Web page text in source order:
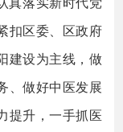
扣区委、区政府
建设为主线，做
、做好中医发展
提升，一手抓医